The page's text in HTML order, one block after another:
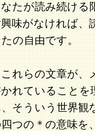
たが読み続ける
味がなければ、
の自由です。
れらの文章が、
れていることを
そういう世界観
つの＊の意味を